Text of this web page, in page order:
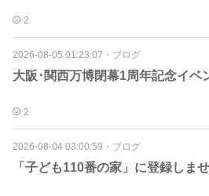
2
2026-08-05 01:23:07 ・ ブログ
大阪･関西万博閉幕1周年記念イベ
2
2026-08-04 03:00:59 ・ ブログ
「子ども110番の家」に登録しま